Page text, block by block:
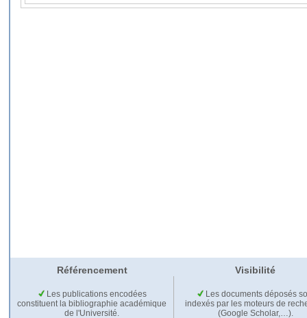
Référencement Visibilité
Les publications encodées
constituent la bibliographie académique
de l'Université.
Les documents déposés
indexés par les moteurs de
(Google Scholar,…).